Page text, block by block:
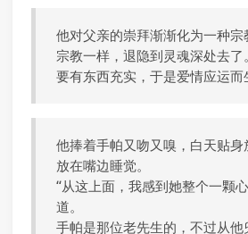
他对父亲的崇拜渐渐化为一种
宗教一样，退隐到灵魂深处去
要有东西充实，于是爱情应运而
他捧着手帕又吻又嗅，白天贴
放在嘴边睡觉。
“从这上面，我感到她整个一颗
道。
手帕是那位老先生的，不过从他